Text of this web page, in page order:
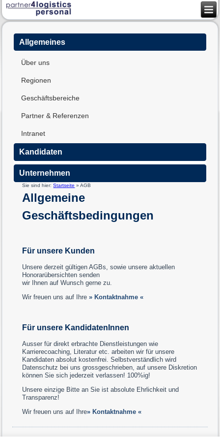
Allgemeines
Über uns
Regionen
Geschäftsbereiche
Partner & Referenzen
Intranet
Kandidaten
Unternehmen
Sie sind hier:Startseite »AGB
Allgemeine
Geschäftsbedingungen
Für unsere Kunden
Unsere derzeit gültigen AGBs, sowie unsere aktuellen
Honorarübersichten senden
wir Ihnen auf Wunsch gerne zu.
Wir freuen uns auf Ihre» Kontaktnahme «
Für unsere KandidatenInnen
Ausser für direkt erbrachte Dienstleistungen wie
Karrierecoaching, Literatur etc. arbeiten wir für unsere
Kandidaten absolut kostenfrei. Selbstverständlich wird
Datenschutz bei uns grossgeschrieben, auf unsere Diskretion
können Sie sich jederzeit verlassen! 100%ig!
Unsere einzige Bitte an Sie ist absolute Ehrlichkeit und
Transparenz!
Wir freuen uns auf Ihre» Kontaktnahme «